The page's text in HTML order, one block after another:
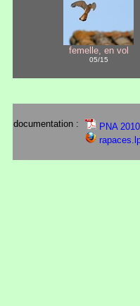
femelle, en vol
05/15
documentation :
PNA